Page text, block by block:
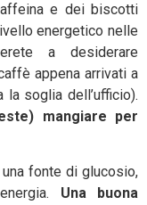
e dei biscotti
energetico nelle
a desiderare
appena arrivati a
la soglia dell’ufficio).
mangiare per
fonte di glucosio,
Una buona